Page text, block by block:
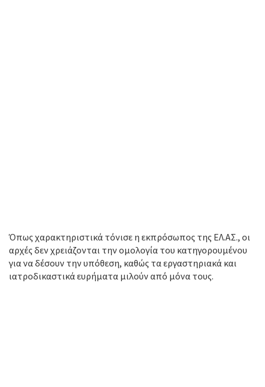
Όπως χαρακτηριστικά τόνισε η εκπρόσωπος της ΕΛ.ΑΣ., οι
αρχές δεν χρειάζονται την ομολογία του κατηγορουμένου
για να δέσουν την υπόθεση, καθώς τα εργαστηριακά και
ιατροδικαστικά ευρήματα μιλούν από μόνα τους.